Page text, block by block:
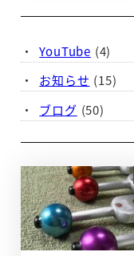
YouTube (4)
お知らせ (15)
ブログ (50)